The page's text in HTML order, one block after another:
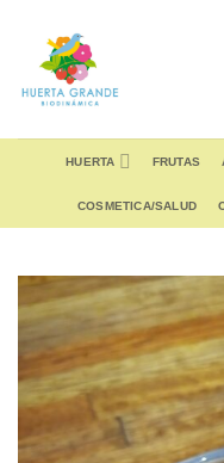
content
HUERTA FRUTAS
COSMETICA/SALUD